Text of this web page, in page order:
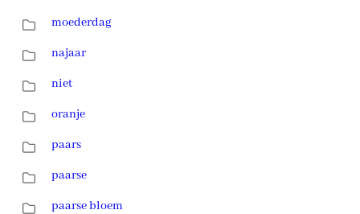
moederdag
najaar
niet
oranje
paars
paarse
paarse bloem